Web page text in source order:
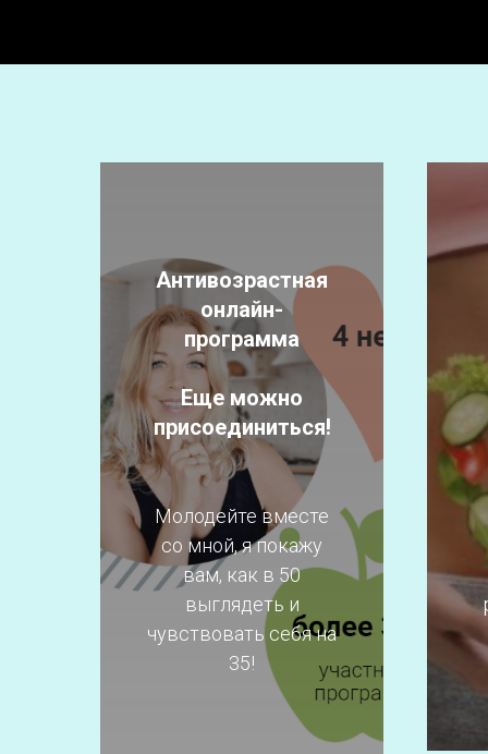
Антивозрастная
онлайн-
программа
Еще можно
присоединиться!
Молодейте вместе
со мной, я покажу
вам, как в 50
выглядеть и
чувствовать себя на
35!
Подробнее